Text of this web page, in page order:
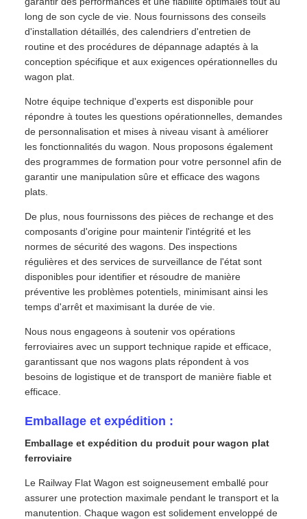
long de son cycle de vie. Nous fournissons des conseils
d'installation détaillés, des calendriers d'entretien de
routine et des procédures de dépannage adaptés à la
conception spécifique et aux exigences opérationnelles du
wagon plat.
Notre équipe technique d'experts est disponible pour
répondre à toutes les questions opérationnelles, demandes
de personnalisation et mises à niveau visant à améliorer
les fonctionnalités du wagon. Nous proposons également
des programmes de formation pour votre personnel afin de
garantir une manipulation sûre et efficace des wagons
plats.
De plus, nous fournissons des pièces de rechange et des
composants d'origine pour maintenir l'intégrité et les
normes de sécurité des wagons. Des inspections
régulières et des services de surveillance de l'état sont
disponibles pour identifier et résoudre de manière
préventive les problèmes potentiels, minimisant ainsi les
temps d'arrêt et maximisant la durée de vie.
Nous nous engageons à soutenir vos opérations
ferroviaires avec un support technique rapide et efficace,
garantissant que nos wagons plats répondent à vos
besoins de logistique et de transport de manière fiable et
efficace.
Emballage et expédition :
Emballage et expédition du produit pour wagon plat
ferroviaire
Le Railway Flat Wagon est soigneusement emballé pour
assurer une protection maximale pendant le transport et la
manutention. Chaque wagon est solidement enveloppé de